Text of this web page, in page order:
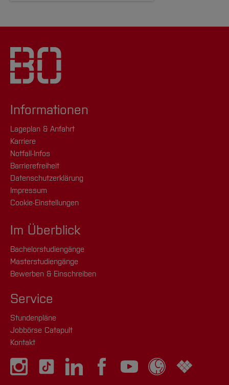
Informationen
Lageplan & Anfahrt
Karriere
Notfall-Infos
Barrierefreiheit
Datenschutzerklärung
Impressum
Cookie-Einstellungen
Im Überblick
Bachelorstudiengänge
Masterstudiengänge
Bewerben & Einschreiben
Service
Stundenpläne
Jobbörse Catapult
Kontakt